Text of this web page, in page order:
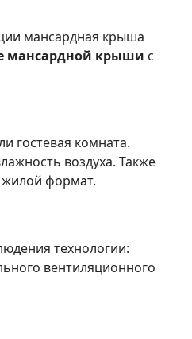
мансардная крыша
мансардной крыши с
гостевая комната.
воздуха. Также
жилой формат.
технологии:
вентиляционного